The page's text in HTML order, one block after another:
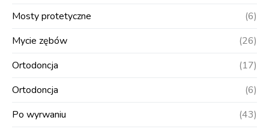
Mosty protetyczne
(6)
Mycie zębów
(26)
Ortodoncja
(17)
Ortodoncja
(6)
Po wyrwaniu
(43)